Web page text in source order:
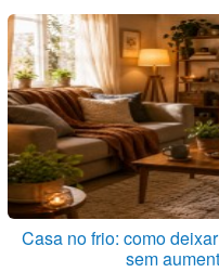
Casa no frio: como
sem